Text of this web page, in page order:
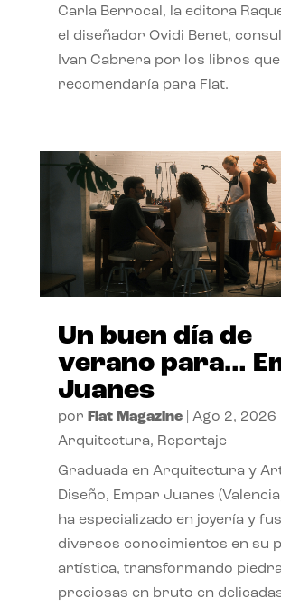
Carla Berrocal, la editora
el diseñador Ovidi Benet,
Ivan Cabrera por los libros que
recomendaría para Flat.
Un buen día de
verano para…
Juanes
por Flat Magazine| Ago 2, 2026
Arquitectura, Reportaje
Graduada en Arquitectura y
Diseño, Empar Juanes
ha especializado en joyería y
diversos conocimientos en su
artística, transformando
preciosas en bruto en